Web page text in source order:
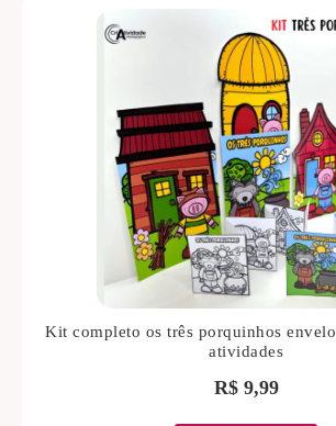
Kit completo os três porquinhos
atividades
R$9,99